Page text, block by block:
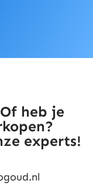
heb je
experts!